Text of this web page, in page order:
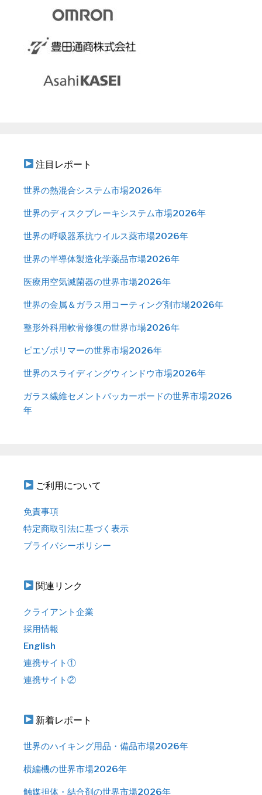
注目レポート
世界の熱混合システム市場2026年
世界のディスクブレーキシステム市場2026年
世界の呼吸器系抗ウイルス薬市場2026年
世界の半導体製造化学薬品市場2026年
医療用空気滅菌器の世界市場2026年
世界の金属＆ガラス用コーティング剤市場2026年
整形外科用軟骨修復の世界市場2026年
ピエゾポリマーの世界市場2026年
世界のスライディングウィンドウ市場2026年
ガラス繊維セメントバッカーボードの世界市場2026
年
ご利用について
免責事項
特定商取引法に基づく表示
プライバシーポリシー
関連リンク
クライアント企業
採用情報
English
連携サイト①
連携サイト②
新着レポート
世界のハイキング用品・備品市場2026年
横編機の世界市場2026年
触媒担体・結合剤の世界市場2026年